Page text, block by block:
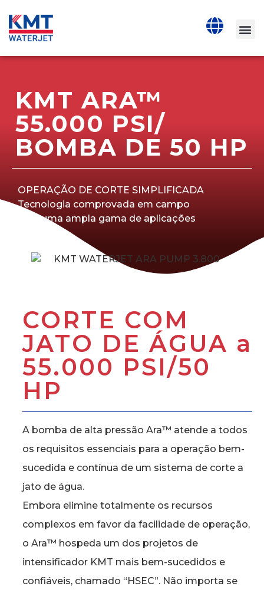
KMT ARA™
55.000 PSI/
BOMBA DE 50 HP
OPERAÇÃO DE CORTE SIMPLIFICADA
Tecnologia comprovada em campo
para uma ampla gama de aplicações
CORTE COM
JATO DE ÁGUA a
55.000 PSI/50
HP
A bomba de alta pressão Ara™ atende a todos
os requisitos essenciais para a operação bem-
sucedida e contínua de um sistema de corte a
jato de água.
Embora elimine totalmente os recursos
complexos em favor da facilidade de operação,
o Ara™ hospeda um dos projetos de
intensificador KMT mais bem-sucedidos e
confiáveis, chamado “HSEC”. Não importa se